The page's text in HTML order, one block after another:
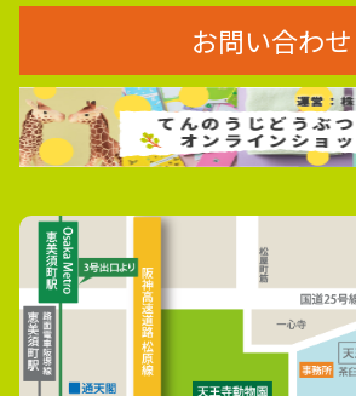
お問い合わせ